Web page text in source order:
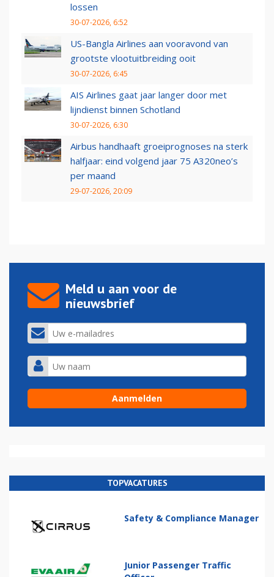
lossen
30-07-2026, 6:52
US-Bangla Airlines aan vooravond van
grootste vlootuitbreiding ooit
30-07-2026, 6:45
AIS Airlines gaat jaar langer door met
lijndienst binnen Schotland
30-07-2026, 6:30
Airbus handhaaft groeiprognoses na sterk
halfjaar: eind volgend jaar 75 A320neo’s
per maand
29-07-2026, 20:09
Meld u aan voor de
nieuwsbrief
TOPVACATURES
Safety & Compliance Manager
Junior Passenger Traffic